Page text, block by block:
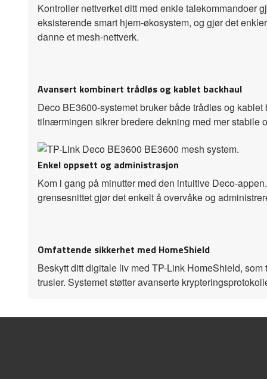
Kontroller nettverket ditt med enkle talekommandoer
eksisterende smart hjem-økosystem, og gjør det
danne et mesh-nettverk.
Avansert kombinert trådløs og kablet backhaul
Deco BE3600-systemet bruker både trådløs og
tilnærmingen sikrer bredere dekning med mer stabile
Enkel oppsett og administrasjon
Kom i gang på minutter med den intuitive Deco-
grensesnittet gjør det enkelt å overvåke og
Omfattende sikkerhet med HomeShield
Beskytt ditt digitale liv med TP-Link HomeShield,
trusler. Systemet støtter avanserte